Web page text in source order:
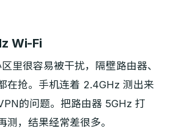
Wi-Fi
里很容易被干扰，隔壁路由器、
在抢。手机连着 2.4GHz 测出来
的问题。把路由器 5GHz 打
测，结果经常差很多。